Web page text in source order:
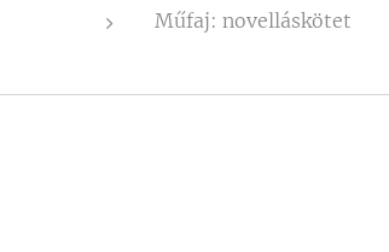
Műfaj: novelláskötet